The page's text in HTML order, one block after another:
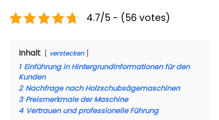
4.7/5 - (56 votes)
Inhalt verstecken
1 Einführung in Hintergrundinformationen für den
Kunden
2 Nachfrage nach Holzschubsägemaschinen
3 Preismerkmale der Maschine
4 Vertrauen und professionelle Führung